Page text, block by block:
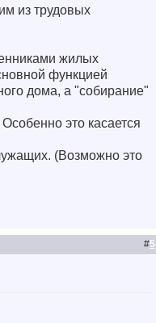
из трудовых
жилых
функцией
дома, а "собирание"
это касается
(Возможно это
#5